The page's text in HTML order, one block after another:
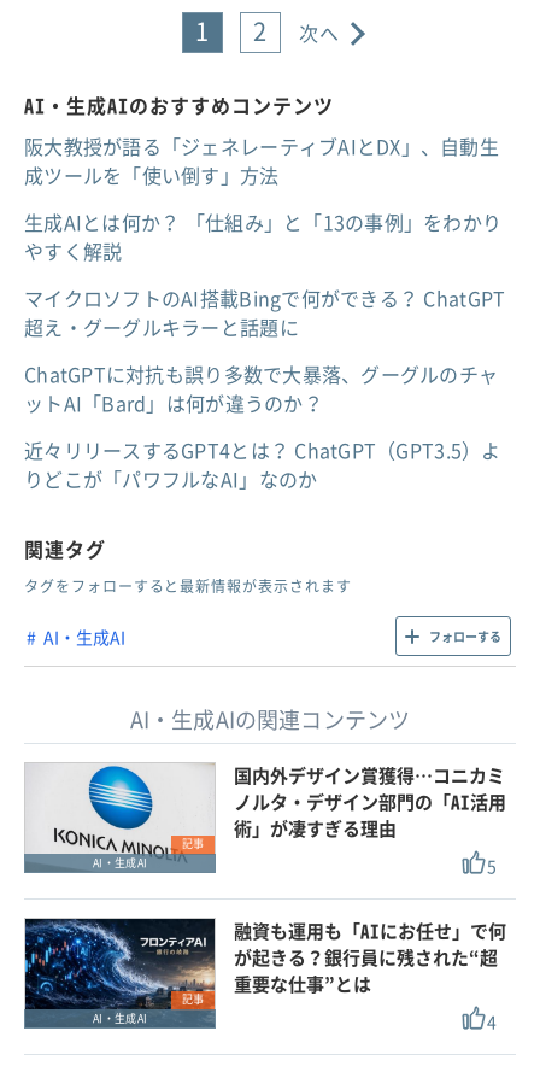
1 2 次へ
AI・生成AIのおすすめコンテンツ
阪大教授が語る「ジェネレーティブAIとDX」、自動生
成ツールを「使い倒す」方法
生成AIとは何か？ 「仕組み」と「13の事例」をわかり
やすく解説
マイクロソフトのAI搭載Bingで何ができる？ ChatGPT
超え・グーグルキラーと話題に
ChatGPTに対抗も誤り多数で大暴落、グーグルのチャ
ットAI「Bard」は何が違うのか？
近々リリースするGPT4とは？ ChatGPT（GPT3.5）よ
りどこが「パワフルなAI」なのか
関連タグ
タグをフォローすると最新情報が表示されます
AI・生成AI フォローする
AI・生成AIの関連コンテンツ
記事
AI・生成AI
国内外デザイン賞獲得…コニカミ
ノルタ・デザイン部門の「AI活用
術」が凄すぎる理由
5
記事
AI・生成AI
融資も運用も「AIにお任せ」で何
が起きる？銀行員に残された“超
重要な仕事”とは
4